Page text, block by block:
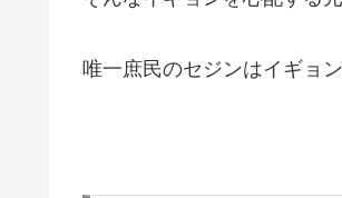
唯一庶民のセジンはイギョ